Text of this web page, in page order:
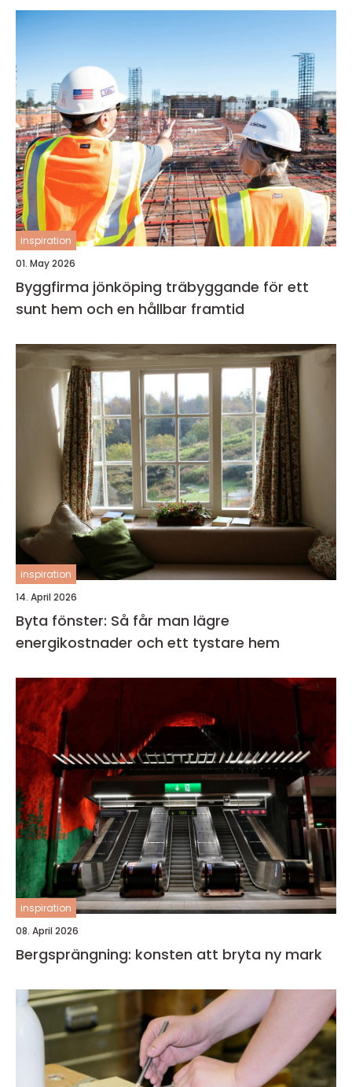
inspiration
01. May 2026
Byggfirma jönköping träbyggande för ett
sunt hem och en hållbar framtid
inspiration
14. April 2026
Byta fönster: Så får man lägre
energikostnader och ett tystare hem
inspiration
08. April 2026
Bergsprängning: konsten att bryta ny mark